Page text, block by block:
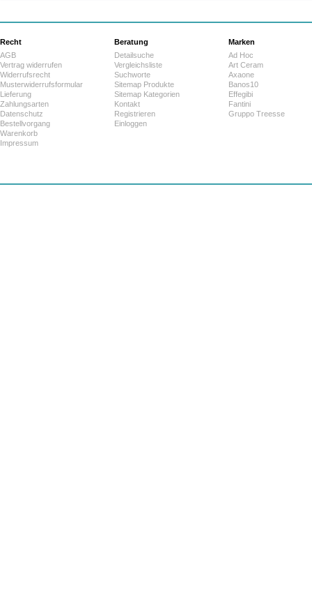
Recht
AGB
Vertrag widerrufen
Widerrufsrecht
Musterwiderrufsformular
Lieferung
Zahlungsarten
Datenschutz
Bestellvorgang
Warenkorb
Impressum
Beratung
Detailsuche
Vergleichsliste
Suchworte
Sitemap Produkte
Sitemap Kategorien
Kontakt
Registrieren
Einloggen
Marken
Ad Hoc
Art Ceram
Axaone
Banos10
Effegibi
Fantini
Gruppo Treesse